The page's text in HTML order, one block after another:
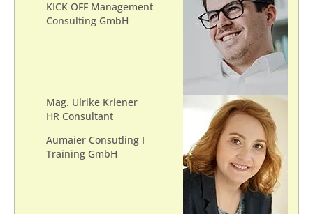
KICK OFF Management
Consulting GmbH
Mag. Ulrike Kriener
HR Consultant
Aumaier Consutling I
Training GmbH